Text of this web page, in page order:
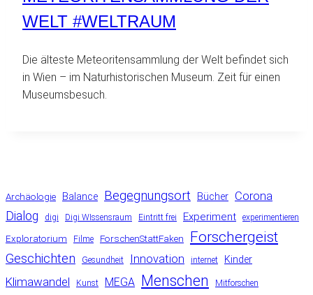
WELT #WELTRAUM
Die älteste Meteoritensammlung der Welt befindet sich
in Wien – im Naturhistorischen Museum. Zeit für einen
Museumsbesuch.
Archäologie Balance Begegnungsort Bücher Corona
Dialog
digi Digi WIssensraum Eintritt frei Experiment experimentieren
Exploratorium Filme ForschenStattFaken Forschergeist
Geschichten Gesundheit Innovation internet Kinder
Klimawandel Kunst MEGA Menschen Mitforschen